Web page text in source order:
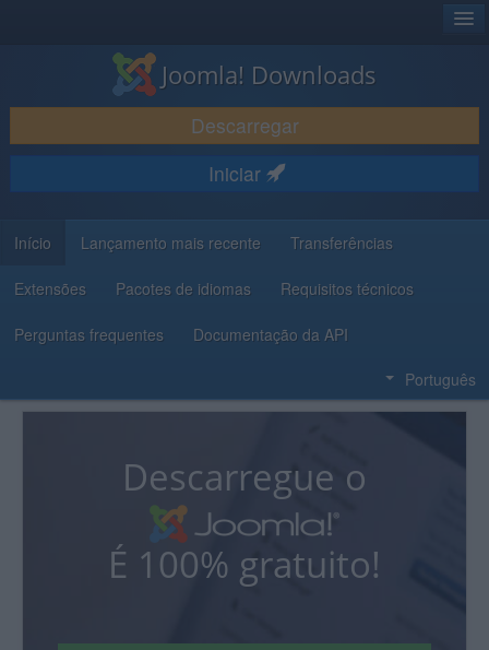
DESCARREGAR E EVOLUIR
DESCOBRIR E APRENDER
COMUNIDADE E SUPORTE
RECURSOS PARA PROGRAMADORES
Joomla! Downloads
Descarregar
Iniciar
Início Lançamento mais recente Transferências
Extensões Pacotes de idiomas Requisitos técnicos
Perguntas frequentes Documentação da API
Português
Descarregue o
É 100% gratuito!